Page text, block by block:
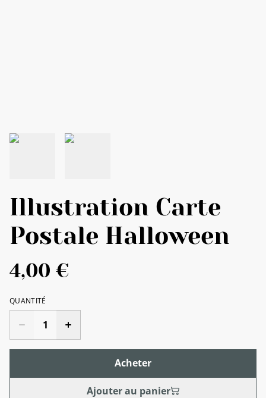
Illustration Carte
Postale Halloween
4,00 €
QUANTITÉ
Acheter
Ajouter au panier